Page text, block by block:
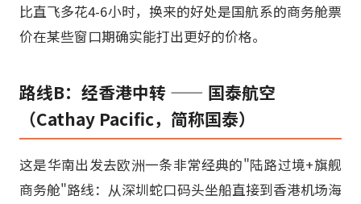
比直飞多花4-6小时，换来的好处是国航系的商务舱票
价在某些窗口期确实能打出更好的价格。
路线B：经香港中转 —— 国泰航空
（Cathay Pacific，简称国泰）
这是华南出发去欧洲一条非常经典的"陆路过境+旗舰
商务舱"路线：从深圳蛇口码头坐船直接到香港机场海